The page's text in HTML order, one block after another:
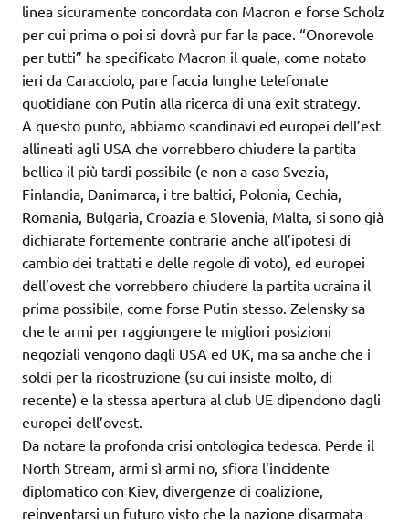
linea sicuramente concordata con Macron e forse Scholz
per cui prima o poi si dovrà pur far la pace. “Onorevole
per tutti” ha specificato Macron il quale, come notato
ieri da Caracciolo, pare faccia lunghe telefonate
quotidiane con Putin alla ricerca di una exit strategy.
A questo punto, abbiamo scandinavi ed europei dell’est
allineati agli USA che vorrebbero chiudere la partita
bellica il più tardi possibile (e non a caso Svezia,
Finlandia, Danimarca, i tre baltici, Polonia, Cechia,
Romania, Bulgaria, Croazia e Slovenia, Malta, si sono già
dichiarate fortemente contrarie anche all’ipotesi di
cambio dei trattati e delle regole di voto), ed europei
dell’ovest che vorrebbero chiudere la partita ucraina il
prima possibile, come forse Putin stesso. Zelensky sa
che le armi per raggiungere le migliori posizioni
negoziali vengono dagli USA ed UK, ma sa anche che i
soldi per la ricostruzione (su cui insiste molto, di
recente) e la stessa apertura al club UE dipendono dagli
europei dell’ovest.
Da notare la profonda crisi ontologica tedesca. Perde il
North Stream, armi sì armi no, sfiora l’incidente
diplomatico con Kiev, divergenze di coalizione,
reinventarsi un futuro visto che la nazione disarmata